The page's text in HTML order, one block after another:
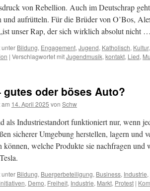
von Rebellion. Auch im Deutschrap
und aufrütteln. Für die Brüder von O’Bos,
unser Rap, der sich wirklich absolut nicht …
unter Bildung, Engagement, Jugend, Katholisch, Kultur,
| Verschlagwortet mitJugendmusik, kontakt, Lied,
gutes oder böses Auto?
14. April 2025 von Schw
als Industriestandort funktioniert nur, wenn
sicherer Umgebung herstellen, lagern und
können, welche Produkte sie nachfragen
unter Bildung, Buergerbeteiligung, Business, Industrie,
, Demo, Freiheit, Industrie, Markt, Protest |